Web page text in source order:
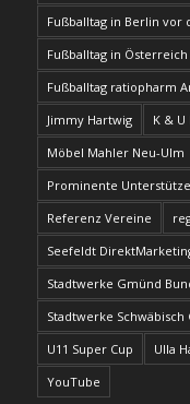
Fußballtag in Berlin vor
Fußballtag in
Fußballtag ratiopharm
Jimmy Hartwig
K & U
Möbel Mahler Neu-Ulm
Prominente
Referenz Vereine
Seefeldt
Stadtwerke Gmünd
Stadtwerke Schwäbisch
U11 Super Cup
Ulla
YouTube